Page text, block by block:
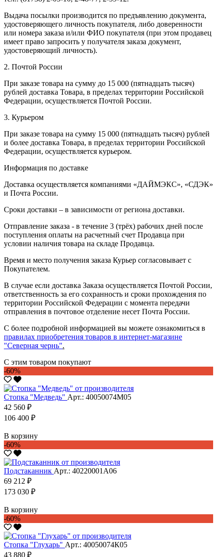
Выдача посылки производится по предъявлению документа,
удостоверяющего личность покупателя, либо доверенности
или номера заказа и/или ФИО покупателя (при этом продавец
имеет право запросить у получателя заказа документ,
удостоверяющий личность).
2. Почтой России
При заказе товара на сумму до 15 000 (пятнадцать тысяч)
рублей доставка Товара, в пределах территории Российской
Федерации, осуществляется Почтой России.
3. Курьером
При заказе товара на сумму 15 000 (пятнадцать тысяч) рублей
и более доставка Товара, в пределах территории Российской
Федерации, осуществляется курьером.
Информация по доставке
Доставка осуществляется компаниями «ДАЙМЭКС», «СДЭК»
и Почта России.
Сроки доставки – в зависимости от региона доставки.
Отправление заказа - в течение 3 (трёх) рабочих дней после
поступления оплаты на расчетный счет Продавца при
условии наличия товара на складе Продавца.
Время и место получения заказа Курьер согласовывает с
Покупателем.
В случае если доставка Заказа осуществляется Почтой России,
ответственность за его сохранность и сроки прохождения по
территории Российской Федерации с момента передачи
отправления в почтовое отделение несет Почта России.
С более подробной информацией вы можете ознакомиться в
правилах приобретения товаров в интернет-магазине
"Северная чернь".
С этим товаром покупают
-60%
Стопка "Медведь" Арт.: 40050074М05
42 560 ₽
106 400 ₽
В корзину
-60%
Подстаканник Арт.: 40220001А06
69 212 ₽
173 030 ₽
В корзину
-60%
Стопка "Глухарь" Арт.: 40050074К05
43 880 ₽